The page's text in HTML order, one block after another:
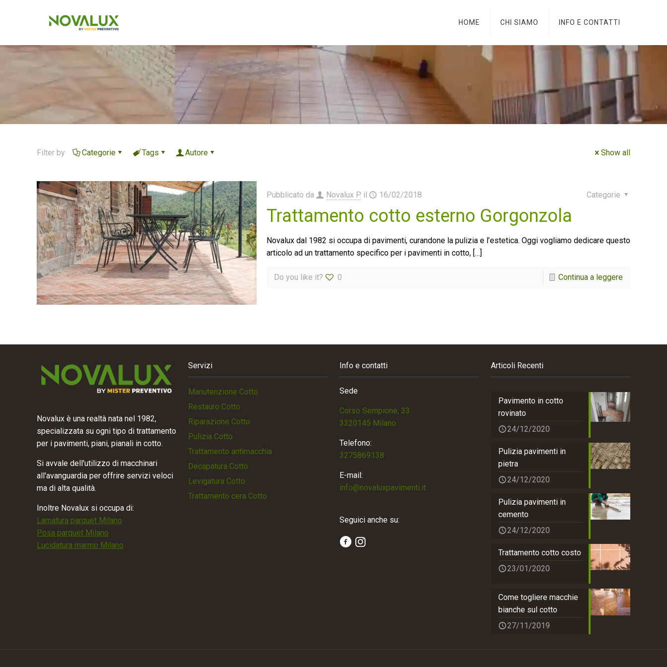
HOME CHI SIAMO INFO E CONTATTI
Filter by Categorie Tags Autore Show all
Pubblicato da Novalux P. il 16/02/2018 Categorie
Trattamento cotto esterno Gorgonzola
Novalux dal 1982 si occupa di pavimenti, curandone la pulizia e l’estetica. Oggi vogliamo dedicare questo
articolo ad un trattamento specifico per i pavimenti in cotto,[…]
Do you like it? 0 Continua a leggere
Novalux è una realtà nata nel 1982,
specializzata su ogni tipo di trattamento
per i pavimenti, piani, pianali in cotto.
Si avvale dell'utilizzo di macchinari
all'avanguardia per offrire servizi veloci
ma di alta qualità.
Inoltre Novalux si occupa di:
Lamatura parquet Milano
Posa parquet Milano
Lucidatura marmo Milano
Servizi
Manutenzione Cotto
Restauro Cotto
Riparazione Cotto
Pulizia Cotto
Trattamento antimacchia
Decapatura Cotto
Levigatura Cotto
Trattamento cera Cotto
Info e contatti
Sede
Corso Sempione, 33
3320145 Milano
Telefono:
3275869138
E-mail:
info@novaluxpavimenti.it
Seguici anche su:
Articoli Recenti
Pavimento in cotto
rovinato
24/12/2020
Pulizia pavimenti in
pietra
24/12/2020
Pulizia pavimenti in
cemento
24/12/2020
Trattamento cotto costo
23/01/2020
Come togliere macchie
bianche sul cotto
27/11/2019